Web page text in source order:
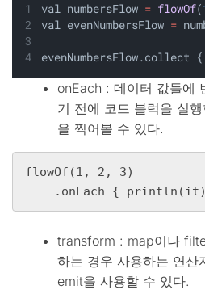
val numbersFlow = flowOf(
val evenNumbersFlow =
evenNumbersFlow.collect {
onEach : 데이터 값들에
기 전에 코드 블럭을 실
을 찍어볼 수 있다.
flowOf(1, 2, 3)
.onEach {
transform : map이나
하는 경우 사용하는 연산
emit을 사용할 수 있다.